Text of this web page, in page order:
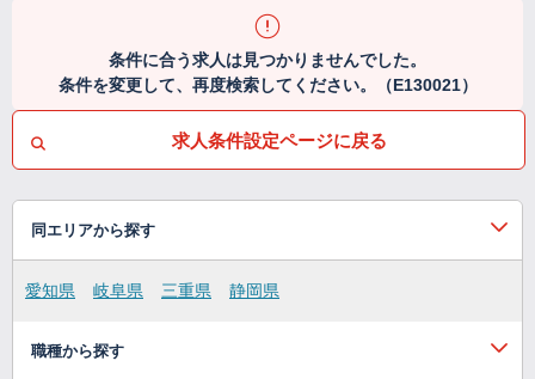
条件に合う求人は見つかりませんでした。
条件を変更して、再度検索してください。（E130021）
求人条件設定ページに戻る
同エリアから探す
愛知県 岐阜県 三重県 静岡県
職種から探す